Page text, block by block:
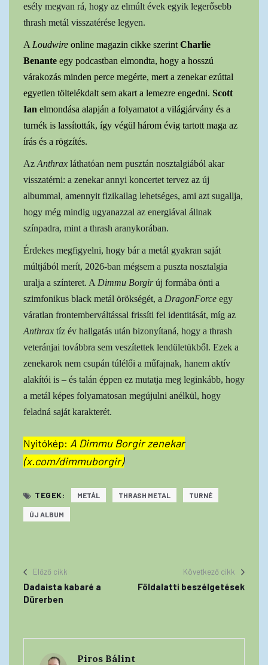
esély megvan rá, hogy az elmúlt évek egyik legerősebb
thrash metál visszatérése legyen.
A Loudwire online magazin cikke szerint Charlie
Benante egy podcastban elmondta, hogy a hosszú
várakozás minden perce megérte, mert a zenekar ezúttal
egyetlen töltelékdalt sem akart a lemezre engedni. Scott
Ian elmondása alapján a folyamatot a világjárvány és a
turnék is lassították, így végül három évig tartott maga az
írás és a rögzítés.
Az Anthrax láthatóan nem pusztán nosztalgiából akar
visszatérni: a zenekar annyi koncertet tervez az új
albummal, amennyit fizikailag lehetséges, ami azt sugallja,
hogy még mindig ugyanazzal az energiával állnak
színpadra, mint a thrash aranykorában.
Érdekes megfigyelni, hogy bár a metál gyakran saját
múltjából merít, 2026-ban mégsem a puszta nosztalgia
uralja a színteret. A Dimmu Borgirúj formába önti a
szimfonikus black metál örökségét, a DragonForce egy
váratlan frontemberváltással frissíti fel identitását, míg az
Anthrax tíz év hallgatás után bizonyítaná, hogy a thrash
veteránjai továbbra sem veszítettek lendületükből. Ezek a
zenekarok nem csupán túlélői a műfajnak, hanem aktív
alakítói is – és talán éppen ez mutatja meg leginkább, hogy
a metál képes folyamatosan megújulni anélkül, hogy
feladná saját karakterét.
Nyitókép: A Dimmu Borgir zenekar
(x.com/dimmuborgir)
TEGEK: METÁL THRASH METAL TURNÉ
ÚJ ALBUM
Előző cikk
Dadaista kabaré a
Dürerben
Következő cikk
Földalatti beszélgetések
Piros Bálint